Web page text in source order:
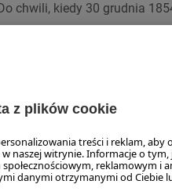
chwili, kiedy 30 grudnia
powód“ tło
aby potem wyruszyć
Carla Maurachera.
Fügen w trzecim pokoleniu